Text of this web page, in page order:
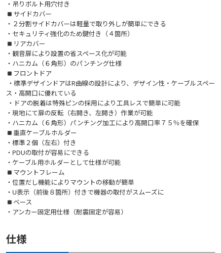
・吊りボルト用穴付き
サイドカバー
・２分割サイドカバーは軽量で取り外しが簡単にできる
・セキュリティ強化のため鍵付き（４箇所）
リアカバー
・観音扉により設置の省スペース化が可能
・ハニカム（６角形）のパンチング仕様
フロントドア
・標準デザインドアはR曲線の設計により、デザイン性・ケーブルスペー
ス・高開口に優れている
・ドアの脱着は特殊ピンの採用により工具レスで簡単に可能
・現地にて扉の反転（右開き、左開き）作業が可能
・ハニカム（６角形）パンチング加工により高開口率７５％を確保
垂直ケーブルホルダー
・標準２個（左右）付き
・PDUの取付が容易にできる
・ケーブル用ホルダーとして仕様が可能
マウントフレーム
・位置だし機能によりマウントの移動が簡単
・U表示（前後８箇所）付きで機器の取付がスムーズに
ベース
・アンカー固定用仕様（耐震固定が容易）
仕様